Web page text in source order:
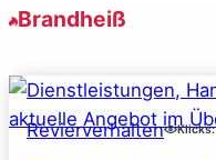
Brandheiß
Revierverhalten Klicks: